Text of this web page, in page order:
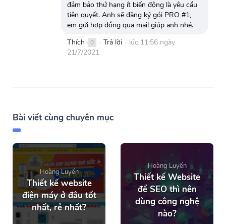
đảm bảo thứ hạng ít biến động là yêu cầu
tiên quyết. Anh sẽ đăng ký gói PRO #1,
em gửi hợp đồng qua mail giúp anh nhé.
Thích
0 ● Trả lời ●
lúc 11:56 ngày
21/7/2021
Bài viết cùng chuyên mục
Hoàng Luyến
Thiết kế website
điện máy ở đâu tốt
nhất, rẻ nhất?
Hoàng Luyến
Thiết kế Website
để SEO thì nên
dùng công nghệ
nào?